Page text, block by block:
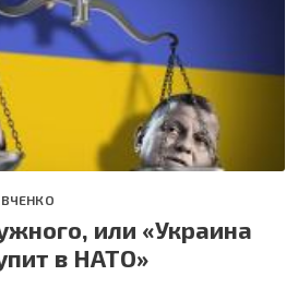
или «Украина
в НАТО»